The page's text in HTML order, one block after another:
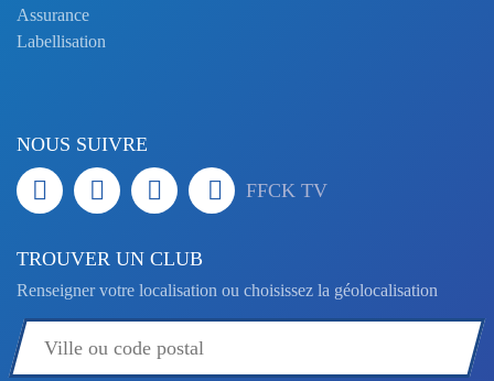
Assurance
Labellisation
NOUS SUIVRE
FFCK TV
TROUVER UN CLUB
Renseigner votre localisation ou choisissez la géolocalisation